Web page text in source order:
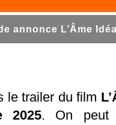
annonce L’Âme
le trailer du film
2025. On peut